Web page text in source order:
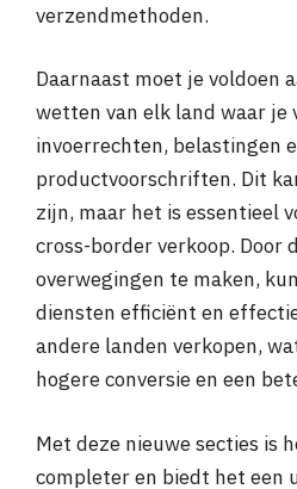
verzendmethoden.
Daarnaast moet je voldoen
wetten van elk land waar je
invoerrechten, belastingen
productvoorschriften. Dit
zijn, maar het is essentieel
cross-border verkoop. Door
overwegingen te maken,
diensten efficiënt en
andere landen verkopen,
hogere conversie en een
Met deze nieuwe secties is
completer en biedt het een